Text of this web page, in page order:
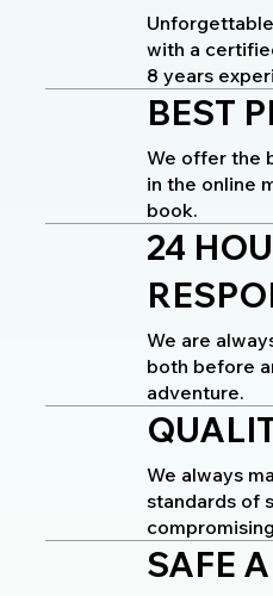
with a
8 years
BEST
We offer the
in the online
book.
24
We are
both before
adventure.
We always
standards of
SAFE